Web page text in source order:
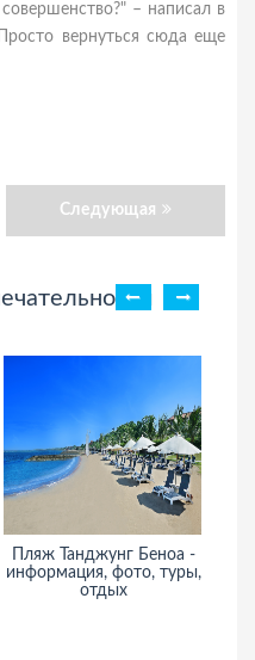
– написал в
вернуться сюда еще
Следующая
Пляж Танджунг Беноа -
информация, фото, туры,
отдых